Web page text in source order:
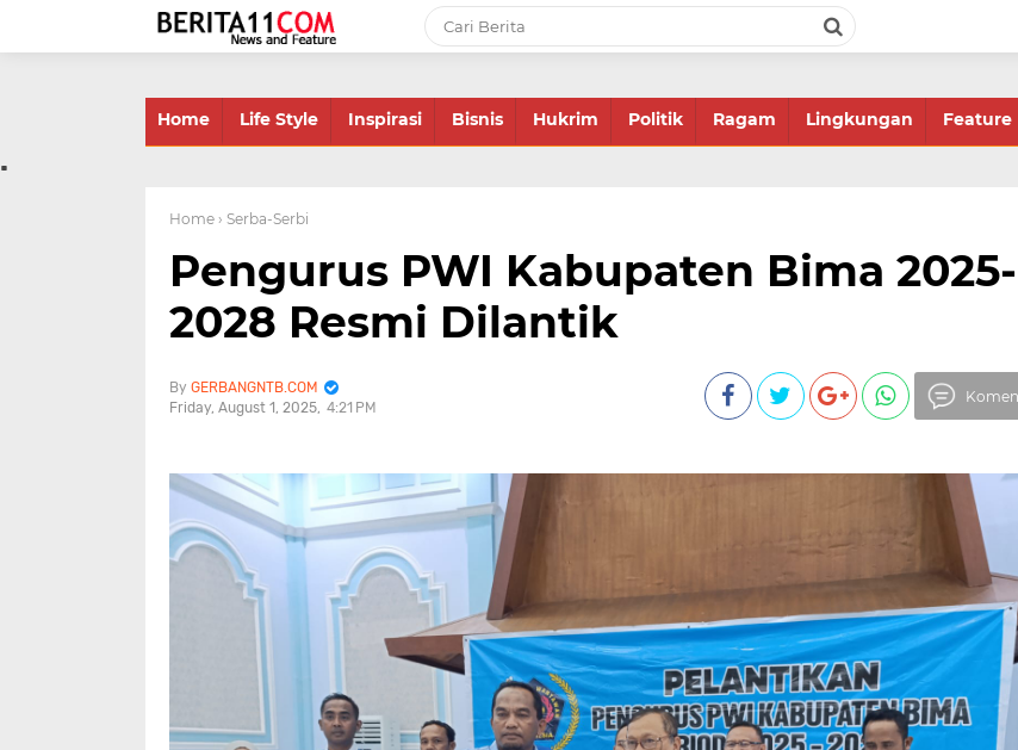
Home Life Style Inspirasi Bisnis Hukrim Politik Ragam Lingkungan Feature
.
Home › Serba-Serbi
Pengurus PWI Kabupaten Bima 2025-
2028 Resmi Dilantik
GERBANGNTB.COM
Friday, August 1, 2025 4:21 PM